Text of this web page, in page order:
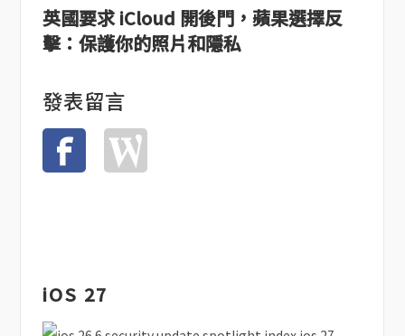
英國要求 iCloud 開後門，蘋果選擇反
擊：保護你的照片和隱私
發表留言
iOS 27